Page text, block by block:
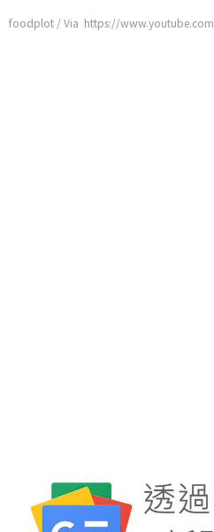
foodplot / Via https://www.youtube.com